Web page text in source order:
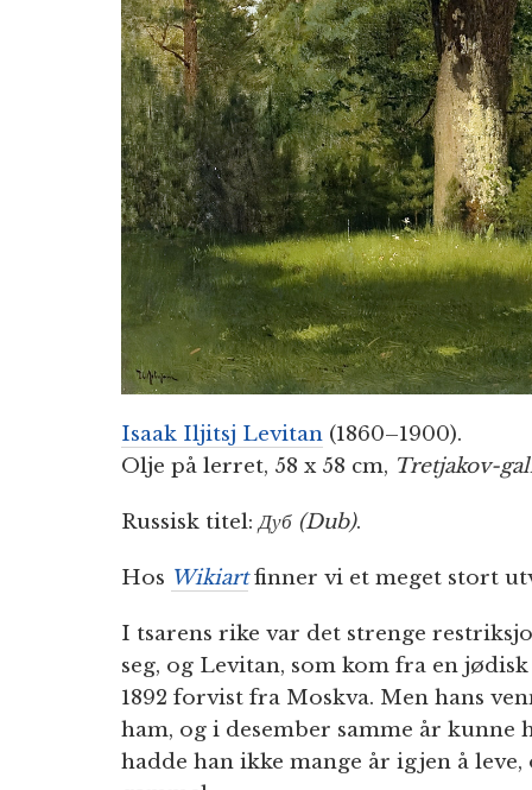
Isaak Iljitsj Levitan (1860–1900).
Olje på lerret, 58 x 58 cm, Tretjakov-
Russisk titel: Дуб (Dub).
Hos Wikiartfinner vi et meget stort
I tsarens rike var det strenge
seg, og Levitan, som kom fra en
1892 forvist fra Moskva. Men hans
ham, og i desember samme år kunne
hadde han ikke mange år igjen å leve,